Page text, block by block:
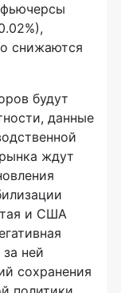
снижаются
будут
данные
ждут
и США
ней
сохранения